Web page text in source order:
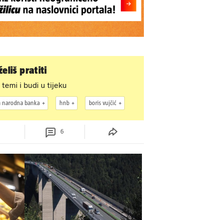
pratiti
i budi u tijeku
narodna banka hnb boris vujčić
6